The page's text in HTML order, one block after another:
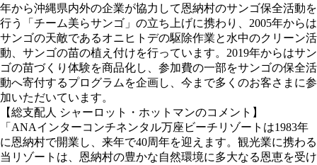
年から沖縄県内外の企業が協力して恩納村のサンゴ保全活動を
行う「チーム美らサンゴ」の立ち上げに携わり、2005年からは
サンゴの天敵であるオニヒトデの駆除作業と水中のクリーン活
動、サンゴの苗の植え付けを行っています。2019年からはサン
ゴの苗づくり体験を商品化し、参加費の一部をサンゴの保全活
動へ寄付するプログラムを企画し、今まで多くのお客さまに参
加いただいています。
【総支配人 シャーロット・ホットマンのコメント】
「ANAインターコンチネンタル万座ビーチリゾートは1983年
に恩納村で開業し、来年で40周年を迎えます。観光業に携わる
当リゾートは、恩納村の豊かな自然環境に多大なる恩恵を受け